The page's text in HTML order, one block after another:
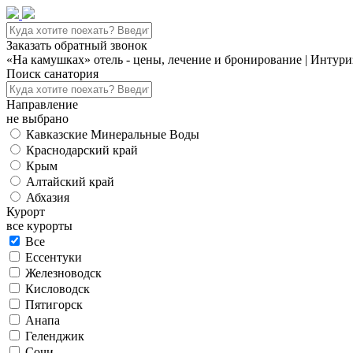
Заказать обратный звонок
«На камушках» отель - цены, лечение и бронирование |
Поиск санатория
Направление
не выбрано
Кавказские Минеральные Воды
Краснодарский край
Крым
Алтайский край
Абхазия
Курорт
все курорты
Все
Ессентуки
Железноводск
Кисловодск
Пятигорск
Анапа
Геленджик